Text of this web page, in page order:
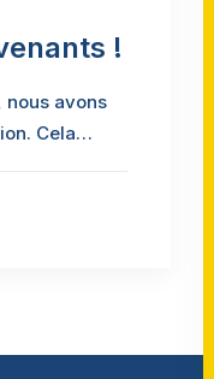
!
nous avons
Cela…